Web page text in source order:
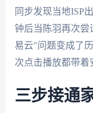
同步发现当地ISP
钟后当陈羽再次尝
易云"问题变成了
次点击播放都带着
三步接通